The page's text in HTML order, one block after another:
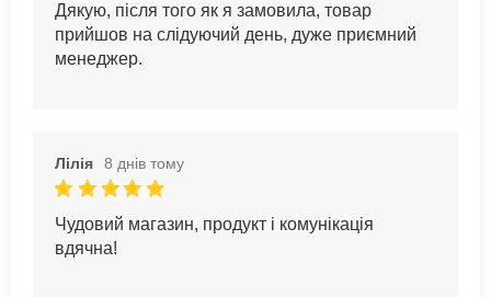
Дякую, після того як я замовила, товар
прийшов на слідуючий день, дуже приємний
менеджер.
Лілія 8 днів тому
Чудовий магазин, продукт і комунікація
вдячна!